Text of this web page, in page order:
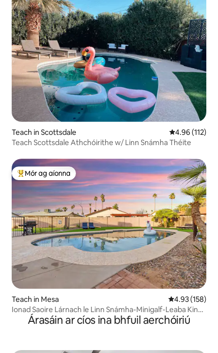
Teach in Scottsdale Meánrátáil
4.96 (112)
Teach Scottsdale Athchóirithe w/ Linn Snámha Théite
An-mhór ag aíonna
Mór ag aíonna
Teach in Mesa Meánrátáil
4.93 (158)
Ionad Saoire Lárnach le Linn Snámha-Minigalf-Leaba King-
Árasáin ar cíos ina bhfuil aerchóiriú